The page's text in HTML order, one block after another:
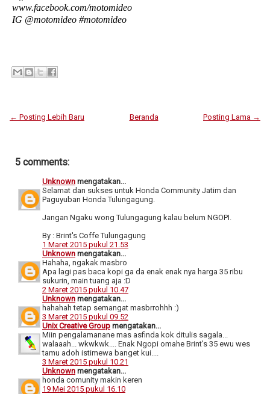
www.facebook.com/motomideo
IG @motomideo #motomideo
← Posting Lebih Baru Posting Lama →
Beranda
5 comments:
Unknown mengatakan...
Selamat dan sukses untuk Honda Community Jatim dan
Paguyuban Honda Tulungagung.
Jangan Ngaku wong Tulungagung kalau belum NGOPI.
By : Brint's Coffe Tulungagung
1 Maret 2015 pukul 21.53
Unknown mengatakan...
Hahaha, ngakak masbro
Apa lagi pas baca kopi ga da enak enak nya harga 35 ribu
sukurin, main tuang aja :D
2 Maret 2015 pukul 10.47
Unknown mengatakan...
hahahah tetap semangat masbrrohhh :)
3 Maret 2015 pukul 09.52
Unix Creative Group mengatakan...
Miin pengalamanane mas asfinda kok ditulis sagala...
walaaah... wkwkwk.... Enak Ngopi omahe Brint's 35 ewu wes
tamu adoh istimewa banget kui....
3 Maret 2015 pukul 10.21
Unknown mengatakan...
honda comunity makin keren
19 Mei 2015 pukul 16.10